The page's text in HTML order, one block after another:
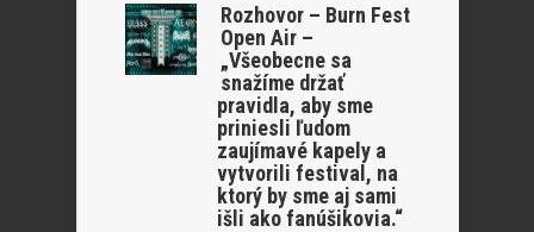
Rozhovor – Burn Fest
Open Air –
„Všeobecne sa
snažíme držať
pravidla, aby sme
priniesli ľudom
zaujímavé kapely a
vytvorili festival, na
ktorý by sme aj sami
išli ako fanúšikovia.“